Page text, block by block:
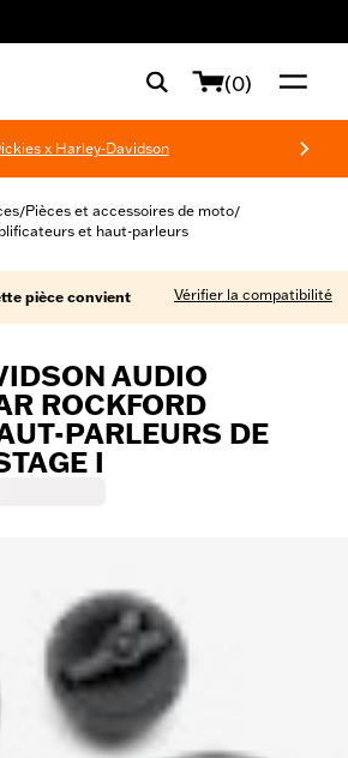
(0)
x Harley-Davidson
/Pièces et accessoires de moto/
et haut-parleurs
pièce convient Vérifier la compatibilité
AUDIO
ROCKFORD
PARLEURS DE
I